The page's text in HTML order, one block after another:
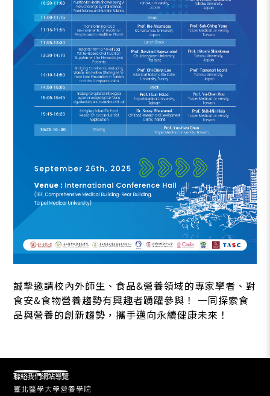
誠摯邀請校內外師生、食品&營養領域的專家學者、對
食安&食物營養趨勢有興趣者踴躍參與！ 一同探索食
品與營養的創新趨勢，攜手邁向永續健康未來！
臺北醫學大學營養學院
聯絡我們網站導覽